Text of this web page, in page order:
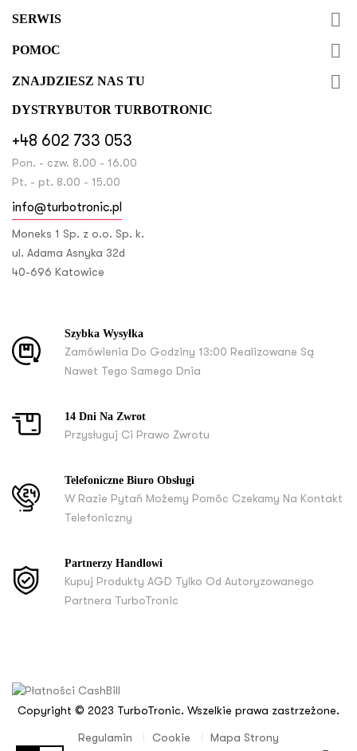
SERWIS 
POMOC 
ZNAJDZIESZ NAS TU 
DYSTRYBUTOR TURBOTRONIC
+48 602 733 053
Pon. - czw. 8.00 - 16.00
Pt. - pt. 8.00 - 15.00
info@turbotronic.pl
Moneks 1 Sp. z o.o. Sp. k.
ul. Adama Asnyka 32d
40-696 Katowice
Szybka Wysyłka
Zamówienia Do Godziny 13:00 Realizowane Są
Nawet Tego Samego Dnia
14 Dni Na Zwrot
Przysługuj Ci Prawo Zwrotu
Telefoniczne Biuro Obsługi
W Razie Pytań Możemy Pomóc Czekamy Na Kontakt
Telefoniczny
Partnerzy Handlowi
Kupuj Produkty AGD Tylko Od Autoryzowanego
Partnera TurboTronic
Copyright © 2023 TurboTronic. Wszelkie prawa zastrzeżone.
Regulamin Cookie Mapa Strony